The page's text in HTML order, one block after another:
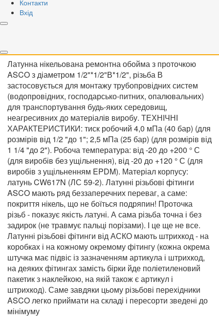
Контакти
Вхід
Зателефонуйте мені
Вага брутто:
Латунна нікельована ремонтна обойма з проточкою
ASCO з діаметром 1/2"*1/2"В*1/2", різьба В
застосовується для монтажу трубопровідних систем
(водопровідних, господарсько-питних, опалювальних)
для транспортування будь-яких середовищ,
неагресивних до матеріалів виробу. ТЕХНІЧНІ
ХАРАКТЕРИСТИКИ: тиск робочий 4,0 мПа (40 бар) (для
розмірів від 1/2 "до 1"; 2,5 мПа (25 бар) (для розмірів від
1 1/4 "до 2"). Робоча температура: від -20 до +200 ° С
(для виробів без ущільнення), від -20 до +120 ° С (для
виробів з ущільненням EPDM). Матеріал корпусу:
латунь CW617N (ЛС 59-2). Латунні різьбові фітинги
ASCO мають ряд беззаперечних переваг, а саме:
покриття нікель, що не боїться подряпин! Проточка
різьб - показує якість латуні. А сама різьба точна і без
задирок (не травмує пальці порізами). І це ще не все.
Латунні різьбові фітинги від АСКО мають штрихкод - на
коробках і на кожному окремому фітингу (кожна окрема
штучка має підвіс із зазначенням артикула і штрихкод,
на деяких фітингах замість бірки йде поліетиленовий
пакетик з наклейкою, на якій також є артикул і
штрихкод). Саме завдяки цьому різьбові перехідники
ASCO легко приймати на складі і пересорти зведені до
мінімуму